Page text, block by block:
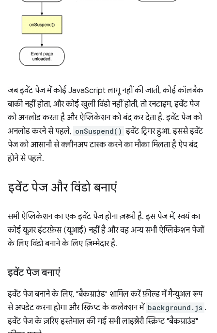
जब इवेंट पेज में कोई JavaScript लागू नहीं की जाती, कोई कॉलबैक
बाकी नहीं होता, और कोई खुली विंडो नहीं होती, तो रनटाइम, इवेंट पेज
को अनलोड करता है और ऐप्लिकेशन को बंद कर देता है. इवेंट पेज को
अनलोड करने से पहले, onSuspend() इवेंट ट्रिगर हुआ. इससे इवेंट
पेज को आसानी से क्लीनअप टास्क करने का मौका मिलता है ऐप बंद
होने से पहले.
इवेंट पेज और विंडो बनाएं
सभी ऐप्लिकेशन का एक इवेंट पेज होना ज़रूरी है. इस पेज में, स्वयं का
कोई यूज़र इंटरफ़ेस (यूआई) नहीं है और वह अन्य सभी ऐप्लिकेशन पेजों
के लिए विंडो बनाने के लिए ज़िम्मेदार है.
इवेंट पेज बनाएं
इवेंट पेज बनाने के लिए, "बैकग्राउंड" शामिल करें फ़ील्ड में मैन्युअल रूप
से अपडेट करना होगा और स्क्रिप्ट के कलेक्शन में background.js .
इवेंट पेज के ज़रिए इस्तेमाल की गई सभी लाइब्रेरी स्क्रिप्ट "बैकग्राउंड"